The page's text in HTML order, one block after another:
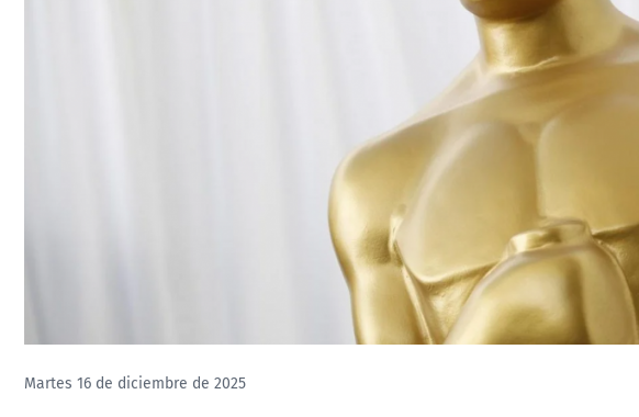
Martes 16 de diciembre de 2025